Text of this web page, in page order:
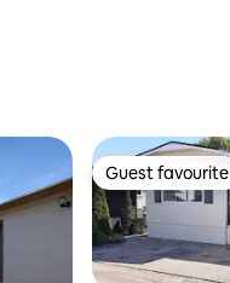
Guest favourite
Guest favourite